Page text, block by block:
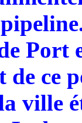
Port
de ce
ville